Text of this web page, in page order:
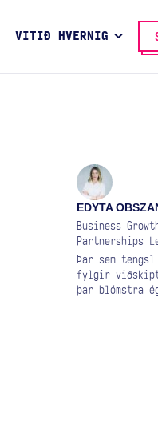
VITIÐ HVERNIG
EDYTA
Business
Partnerships
Þar sem tengsl
fylgir
þar blómstra